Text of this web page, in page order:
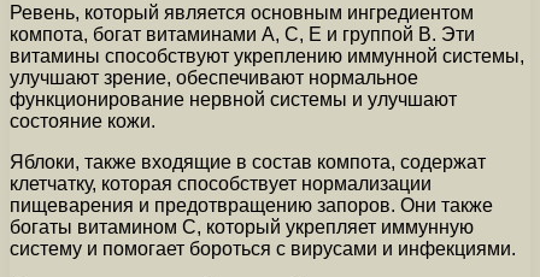
Ревень, который является основным ингредиентом
компота, богат витаминами А, С, Е и группой В. Эти
витамины способствуют укреплению иммунной системы,
улучшают зрение, обеспечивают нормальное
функционирование нервной системы и улучшают
состояние кожи.
Яблоки, также входящие в состав компота, содержат
клетчатку, которая способствует нормализации
пищеварения и предотвращению запоров. Они также
богаты витамином C, который укрепляет иммунную
систему и помогает бороться с вирусами и инфекциями.